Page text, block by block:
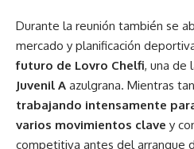
Durante la reunión también se
mercado y planificación
futuro de Lovro Chelfi, una de
Juvenil A azulgrana. Mientras
trabajando intensamente
varios movimientos clave y
competitiva antes del arranque